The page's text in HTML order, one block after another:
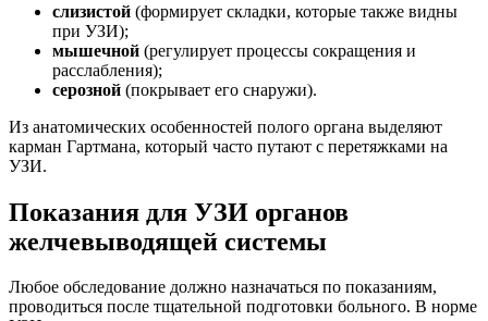
слизистой (формирует складки, которые также видны
при УЗИ);
мышечной (регулирует процессы сокращения и
расслабления);
серозной (покрывает его снаружи).
Из анатомических особенностей полого органа выделяют
карман Гартмана, который часто путают с перетяжками на
УЗИ.
Показания для УЗИ органов
желчевыводящей системы
Любое обследование должно назначаться по показаниям,
проводиться после тщательной подготовки больного. В норме